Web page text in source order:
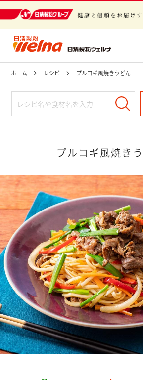
ホーム レシピ プルコギ風焼きうどん
プルコギ風焼き